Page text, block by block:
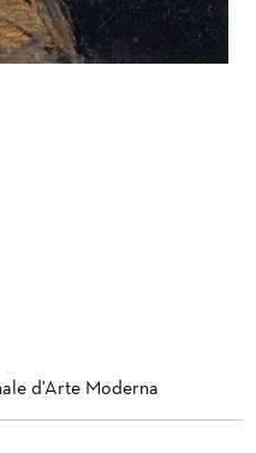
d'Arte Moderna